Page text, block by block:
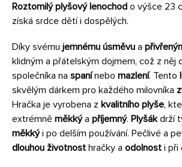
Roztomilý plyšový lenochod o výšce 23
získá srdce dětí i dospělých.
Díky svémujemnému úsměvu a
klidným a přátelským dojmem, což z něj
společníka na spanínebo mazlení. Tento
skvělým dárkem pro každého milovníka
Hračka je vyrobena z kvalitního plyše,
extrémně měkkýa příjemný. Plyšákdrží
měkkýi po delším používání. Pečlivé a
dlouhou životnost hračky a odolnost i při